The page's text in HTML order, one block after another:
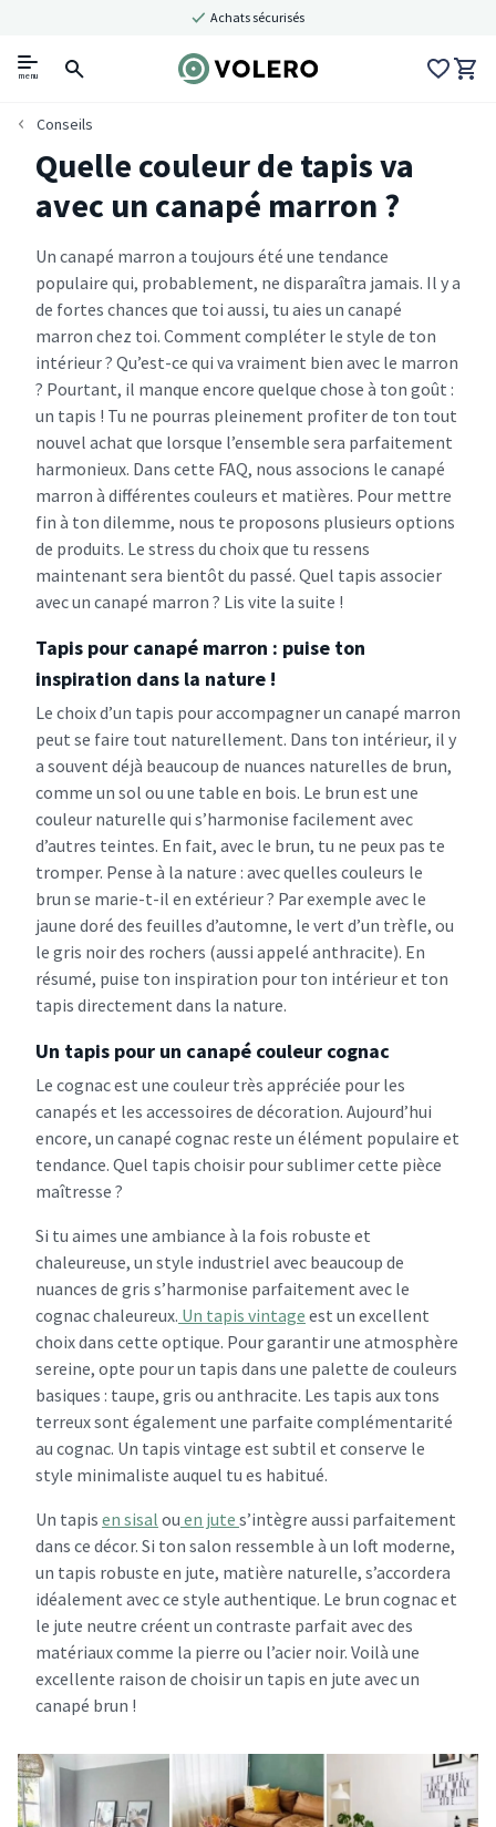
Achats sécurisés
menu
Conseils
Quelle couleur de tapis va
avec un canapé marron ?
Un canapé marron a toujours été une tendance
populaire qui, probablement, ne disparaîtra jamais. Il y a
de fortes chances que toi aussi, tu aies un canapé
marron chez toi. Comment compléter le style de ton
intérieur ? Qu’est-ce qui va vraiment bien avec le marron
? Pourtant, il manque encore quelque chose à ton goût :
un tapis ! Tu ne pourras pleinement profiter de ton tout
nouvel achat que lorsque l’ensemble sera parfaitement
harmonieux. Dans cette FAQ, nous associons le canapé
marron à différentes couleurs et matières. Pour mettre
fin à ton dilemme, nous te proposons plusieurs options
de produits. Le stress du choix que tu ressens
maintenant sera bientôt du passé. Quel tapis associer
avec un canapé marron ? Lis vite la suite !
Tapis pour canapé marron : puise ton
inspiration dans la nature !
Le choix d’un tapis pour accompagner un canapé marron
peut se faire tout naturellement. Dans ton intérieur, il y
a souvent déjà beaucoup de nuances naturelles de brun,
comme un sol ou une table en bois. Le brun est une
couleur naturelle qui s’harmonise facilement avec
d’autres teintes. En fait, avec le brun, tu ne peux pas te
tromper. Pense à la nature : avec quelles couleurs le
brun se marie-t-il en extérieur ? Par exemple avec le
jaune doré des feuilles d’automne, le vert d’un trèfle, ou
le gris noir des rochers (aussi appelé anthracite). En
résumé, puise ton inspiration pour ton intérieur et ton
tapis directement dans la nature.
Un tapis pour un canapé couleur cognac
Le cognac est une couleur très appréciée pour les
canapés et les accessoires de décoration. Aujourd’hui
encore, un canapé cognac reste un élément populaire et
tendance. Quel tapis choisir pour sublimer cette pièce
maîtresse ?
Si tu aimes une ambiance à la fois robuste et
chaleureuse, un style industriel avec beaucoup de
nuances de gris s’harmonise parfaitement avec le
cognac chaleureux. Un tapis vintage est un excellent
choix dans cette optique. Pour garantir une atmosphère
sereine, opte pour un tapis dans une palette de couleurs
basiques : taupe, gris ou anthracite. Les tapis aux tons
terreux sont également une parfaite complémentarité
au cognac. Un tapis vintage est subtil et conserve le
style minimaliste auquel tu es habitué.
Un tapis en sisal ou en jute s’intègre aussi parfaitement
dans ce décor. Si ton salon ressemble à un loft moderne,
un tapis robuste en jute, matière naturelle, s’accordera
idéalement avec ce style authentique. Le brun cognac et
le jute neutre créent un contraste parfait avec des
matériaux comme la pierre ou l’acier noir. Voilà une
excellente raison de choisir un tapis en jute avec un
canapé brun !